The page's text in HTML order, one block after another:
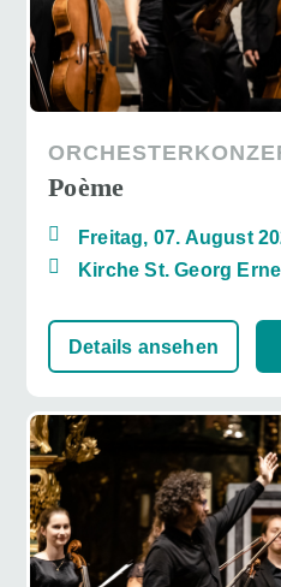
Poème
Freitag, 07. August
Kirche St. Georg
Details ansehen